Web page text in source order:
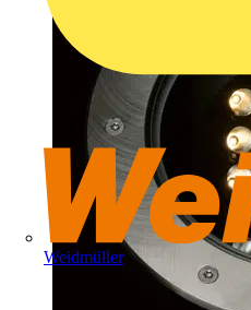
Weidmüller